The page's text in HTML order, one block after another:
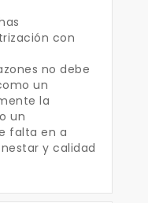
con
no debe
un
la
un
falta en a
y calidad